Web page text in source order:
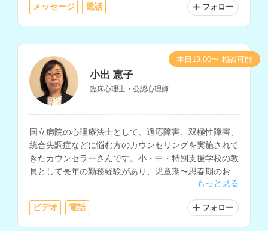
メッセージ 電話 フォロー
小出 恵子
臨床心理士・公認心理師
国立病院の心理療法士として、適応障害、双極性障害、
統合失調症などに悩む方のカウンセリングを実施されて
きたカウンセラーさんです。小・中・特別支援学校の教
員として長年の勤務経験があり、児童期〜思春期のお子
さんや保護者の方、発達障害についてのお悩みも相談し
もっと見る
ビデオ 電話 フォロー
本日19:00〜 相談可能